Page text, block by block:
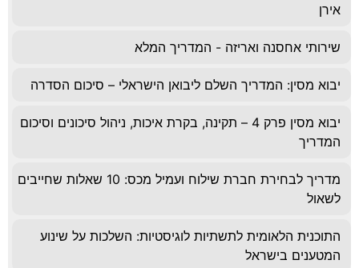
אירן
שירותי אחסנה ואריזה - המדריך המלא
יבוא מסין: המדריך השלם ליבואן הישראלי – סיכום הסדרה
יבוא מסין פרק 4 – תקינה, בקרת איכות, ניהול סיכונים וסיכום
המדריך
מדריך לבחירת חברת שילוח ועמיל מכס: 10 שאלות שחייבים
לשאול
התוכנית הלאומית לתשתיות לוגיסטיות: השלכות על שינוע
המטענים בישראל